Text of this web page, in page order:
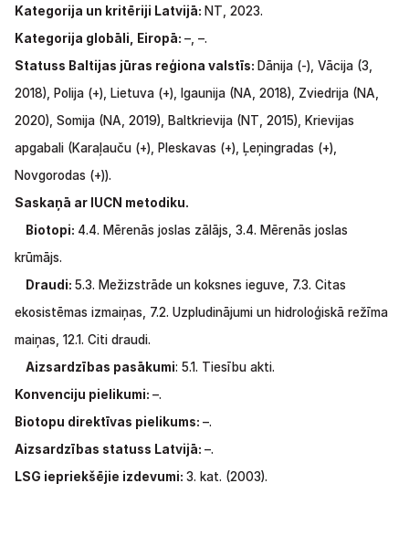
Kategorija un kritēriji Latvijā: NT, 2023.
Kategorija globāli, Eiropā: –, –.
Statuss Baltijas jūras reģiona valstīs: Dānija (-), Vācija (3,
2018),
Polija (+), Lietuva (+), Igaunija (NA, 2018), Zviedrija (NA,
2020), Somija (NA, 2019), Baltkrievija (NT, 2015), Krievijas
apgabali (Karaļauču (+), Pleskavas (+), Ļeņingradas (+),
Novgorodas (+)).
Saskaņā ar IUCN metodiku.
Biotopi: 4.4. Mērenās joslas zālājs, 3.4. Mērenās joslas
krūmājs.
Draudi: 5.3. Mežizstrāde un koksnes ieguve, 7.3. Citas
ekosistēmas izmaiņas, 7.2. Uzpludinājumi un hidroloģiskā režīma
maiņas, 12.1. Citi draudi.
Aizsardzības pasākumi: 5.1. Tiesību akti.
Konvenciju pielikumi: –.
Biotopu direktīvas pielikums: –.
Aizsardzības statuss Latvijā: –.
LSG iepriekšējie izdevumi: 3. kat. (2003).